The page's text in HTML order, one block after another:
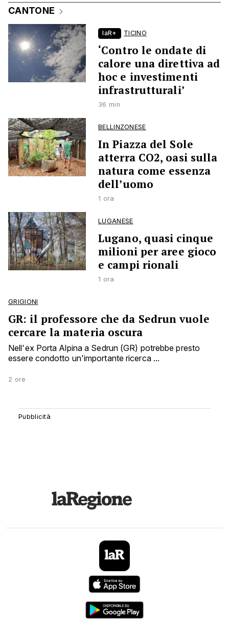
CANTONE
laR+ TICINO
‘Contro le ondate di
calore una direttiva ad
hoc e investimenti
infrastrutturali’
36 min
BELLINZONESE
In Piazza del Sole
atterra CO2, oasi sulla
natura come essenza
dell’uomo
1 ora
LUGANESE
Lugano, quasi cinque
milioni per aree gioco
e campi rionali
1 ora
GRIGIONI
GR: il professore che da Sedrun vuole
cercare la materia oscura
Nell'ex Porta Alpina a Sedrun (GR) potrebbe presto
essere condotto un'importante ricerca ...
2 ore